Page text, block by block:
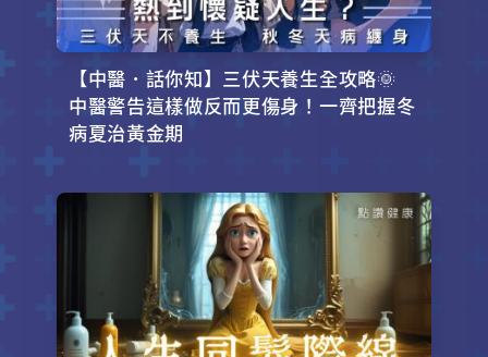
【中醫．話你知】三伏天養生全攻略🌞
中醫警告這樣做反而更傷身！一齊把握冬
病夏治黃金期